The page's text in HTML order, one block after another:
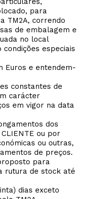
para
TM2A, correndo
de embalagem e
no local
especiais
Euros e entendem-
constantes de
carácter
em vigor na data
dos
ou por
ou outras,
de preços.
para
rutura de stock até
dias exceto